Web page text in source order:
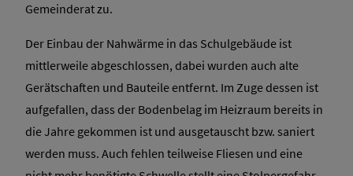
Gemeinderat zu.
Der Einbau der Nahwärme in das Schulgebäude ist
mittlerweile abgeschlossen, dabei wurden auch alte
Gerätschaften und Bauteile entfernt. Im Zuge dessen ist
aufgefallen, dass der Bodenbelag im Heizraum bereits in
die Jahre gekommen ist und ausgetauscht bzw. saniert
werden muss. Auch fehlen teilweise Fliesen und eine